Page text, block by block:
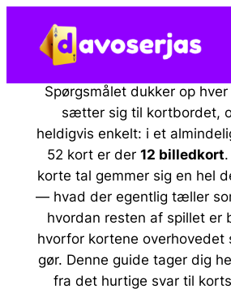
indhold
Spørgsmålet dukker op
sætter sig til kortbordet,
heldigvis enkelt: i et
52 kort er der12 billedkort
korte tal gemmer sig en hel
— hvad der egentlig tæller
hvordan resten af spillet er
hvorfor kortene overhovedet
gør. Denne guide tager dig
fra det hurtige svar til